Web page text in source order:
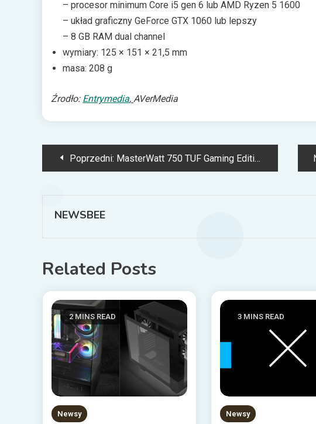
– procesor minimum Core i5 gen 6 lub AMD Ryzen 5 1600
– układ graficzny GeForce GTX 1060 lub lepszy
– 8 GB RAM dual channel
wymiary: 125 × 151 × 21,5 mm
masa: 208 g
Źrodło: Entrymedia, AVerMedia
Nawigacja
Poprzedni: MasterWatt 750 TUF Gaming Edition – mocny zasilacz dla miłośników ciszy
NEWSBEE
Related Posts
2 MINS READ
Newsy
3 MINS READ
Newsy